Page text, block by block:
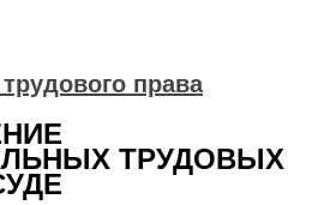
права
ТРУДОВЫХ